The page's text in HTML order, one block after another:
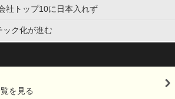
社トップ10に日本入れず
ック化が進む
を見る